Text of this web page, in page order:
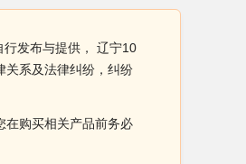
发布与提供， 辽宁10
关系及法律纠纷，纠纷
在购买相关产品前务必